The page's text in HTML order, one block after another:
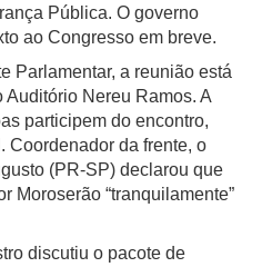
Pública. O governo
ao Congresso em breve.
Parlamentar, a reunião está
Auditório Nereu Ramos. A
participem do encontro,
Coordenador da frente, o
(PR-SP) declarou que
Moroserão “tranquilamente”
discutiu o pacote de